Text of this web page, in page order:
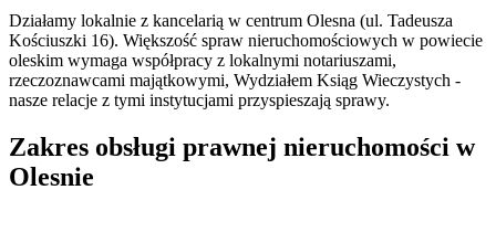
Działamy lokalnie z kancelarią w centrum Olesna (ul. Tadeusza
Kościuszki 16). Większość spraw nieruchomościowych w powiecie
oleskim wymaga współpracy z lokalnymi notariuszami,
rzeczoznawcami majątkowymi, Wydziałem Ksiąg Wieczystych -
nasze relacje z tymi instytucjami przyspieszają sprawy.
Zakres obsługi prawnej nieruchomości w
Olesnie